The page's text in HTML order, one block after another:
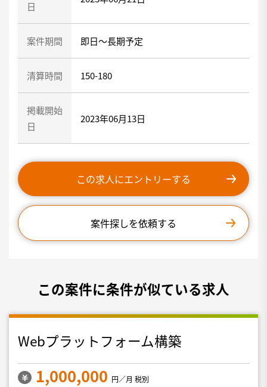
日
案件期間 即日～長期予定
清算時間 150-180
掲載開始
日
2023年06月13日
この求人にエントリーする
案件探しを依頼する
この案件に条件が似ている求人
Webプラットフォーム構築
1,000,000 円／月 税別